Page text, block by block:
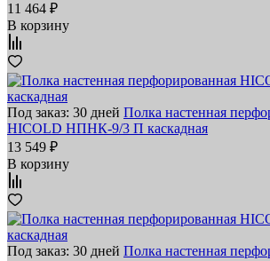
11 464 ₽
В корзину
Под заказ: 30 дней Полка настенная
HICOLD НПНК-9/3 П каскадная
13 549 ₽
В корзину
Под заказ: 30 дней Полка настенная